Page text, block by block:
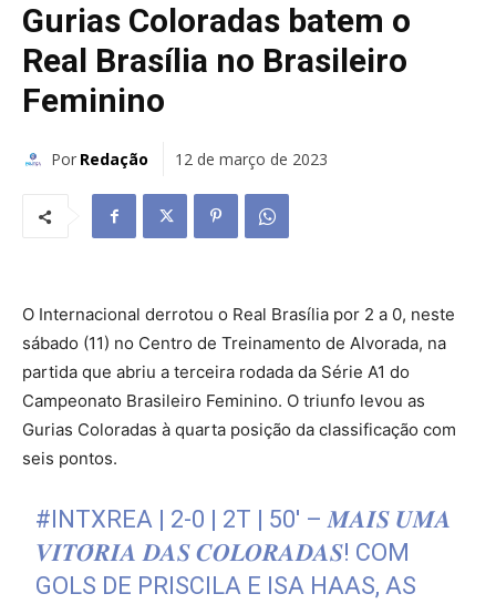
Gurias Coloradas batem o
Real Brasília no Brasileiro
Feminino
Por Redação 12 de março de 2023
O Internacional derrotou o Real Brasília por 2 a 0, neste
sábado (11) no Centro de Treinamento de Alvorada, na
partida que abriu a terceira rodada da Série A1 do
Campeonato Brasileiro Feminino. O triunfo levou as
Gurias Coloradas à quarta posição da classificação com
seis pontos.
#INTXREA | 2-0 | 2T | 50′ – 𝑴𝑨𝑰𝑺 𝑼𝑴𝑨
𝑽𝑰𝑻𝑶́𝑹𝑰𝑨 𝑫𝑨𝑺 𝑪𝑶𝑳𝑶𝑹𝑨𝑫𝑨𝑺! COM
GOLS DE PRISCILA E ISA HAAS, AS